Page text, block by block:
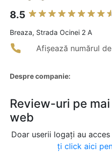
8.5
Breaza, Strada Ocinei 2 A
Afișează numărul
Despre companie:
Review-uri pe
web
Doar userii logați au
ți click aici